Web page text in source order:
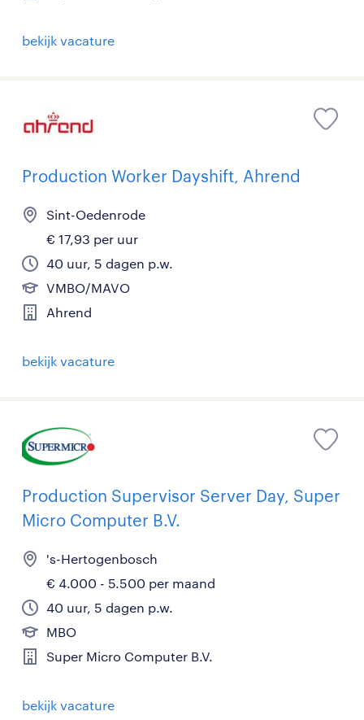
bekijk vacature
Production Worker Dayshift, Ahrend
Sint-Oedenrode
€ 17,93 per uur
40 uur, 5 dagen p.w.
VMBO/MAVO
Ahrend
bekijk vacature
Production Supervisor Server Day, Super
Micro Computer B.V.
's-Hertogenbosch
€ 4.000 - 5.500 per maand
40 uur, 5 dagen p.w.
MBO
Super Micro Computer B.V.
bekijk vacature